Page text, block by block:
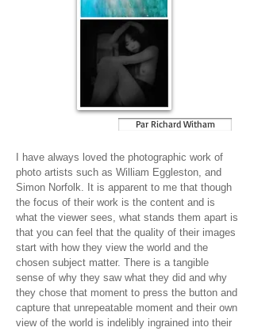
Par Richard Witham
I have always loved the photographic work of
photo artists such as William Eggleston, and
Simon Norfolk. It is apparent to me that though
the focus of their work is the content and is
what the viewer sees, what stands them apart is
that you can feel that the quality of their images
start with how they view the world and the
chosen subject matter. There is a tangible
sense of why they saw what they did and why
they chose that moment to press the button and
capture that unrepeatable moment and their own
view of the world is indelibly ingrained into their